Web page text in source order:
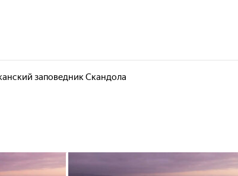
заповедник Скандола